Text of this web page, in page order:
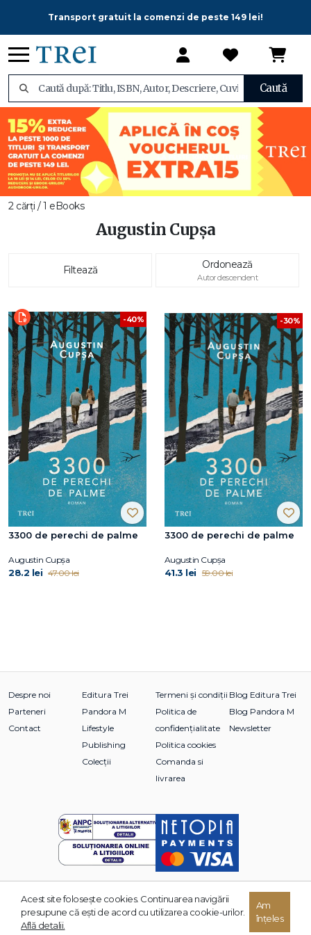
Transport gratuit la comenzi de peste 149 lei!
Caută
2 cărți / 1 eBooks
Augustin Cupşa
Filtează Ordonează
Autor descendent
-40%
3300 de perechi de palme
Augustin Cupşa
28.2 lei 47.00 lei
-30%
3300 de perechi de palme
Augustin Cupşa
41.3 lei 59.00 lei
Despre noi
Parteneri
Contact
Editura Trei
Pandora M
Lifestyle
Publishing
Colecții
Termeni și condiții
Politica de
confidențialitate
Politica cookies
Comanda si
livrarea
Blog Editura Trei
Blog Pandora M
Newsletter
© 2026 Grupul Editorial TREI. Toate drepturile rezervate.
Acest site foloseşte cookies. Continuarea navigării
presupune că eşti de acord cu utilizarea cookie-urilor.
Află detalii.
Am
înțeles